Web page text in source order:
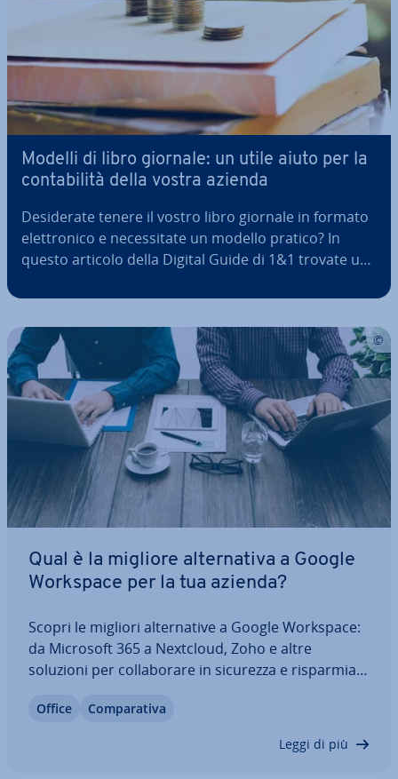
Modelli di libro giornale: un utile aiuto per la
con­ta­bi­li­tà della vostra azienda
De­si­de­ra­te tenere il vostro libro giornale in formato
elet­tro­ni­co e ne­ces­si­ta­te un modello pratico? In
questo articolo della Digital Guide di 1&1 trovate un
gra­tui­ta­men­te, sia in formato Excel che in formato
Word. Inoltre…
Qual è la migliore al­ter­na­ti­va a Google
Workspace per la tua azienda?
Scopri le migliori al­ter­na­ti­ve a Google Workspace:
da Microsoft 365 a Nextcloud, Zoho e altre
soluzioni per col­la­bo­ra­re in sicurezza e ri­spar­mia­
Office Com­pa­ra­ti­va
Leggi di più